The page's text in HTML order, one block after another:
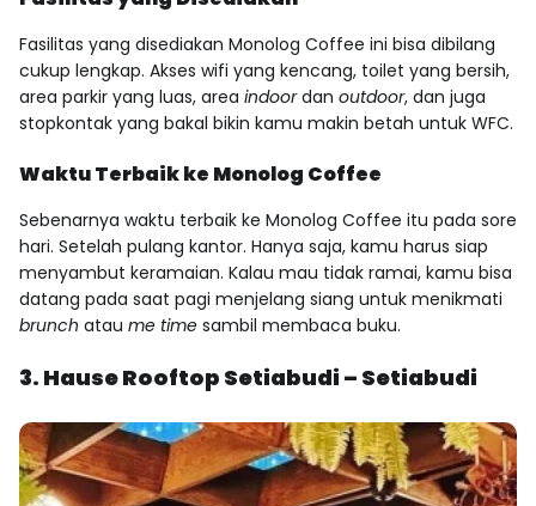
Fasilitas yang disediakan Monolog Coffee ini bisa dibilang
cukup lengkap. Akses wifi yang kencang, toilet yang bersih,
area parkir yang luas, area indoordan outdoor, dan juga
stopkontak yang bakal bikin kamu makin betah untuk WFC.
Waktu Terbaik ke Monolog Coffee
Sebenarnya waktu terbaik ke Monolog Coffee itu pada sore
hari. Setelah pulang kantor. Hanya saja, kamu harus siap
menyambut keramaian. Kalau mau tidak ramai, kamu bisa
datang pada saat pagi menjelang siang untuk menikmati
brunch atau me time sambil membaca buku.
3. Hause Rooftop Setiabudi – Setiabudi